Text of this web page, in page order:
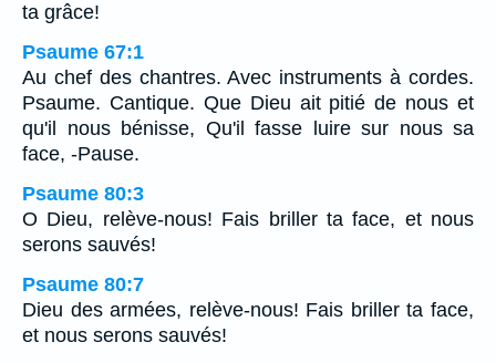
ta grâce!
Psaume 67:1
Au chef des chantres. Avec instruments à cordes.
Psaume. Cantique. Que Dieu ait pitié de nous et
qu'il nous bénisse, Qu'il fasse luire sur nous sa
face, -Pause.
Psaume 80:3
O Dieu, relève-nous! Fais briller ta face, et nous
serons sauvés!
Psaume 80:7
Dieu des armées, relève-nous! Fais briller ta face,
et nous serons sauvés!